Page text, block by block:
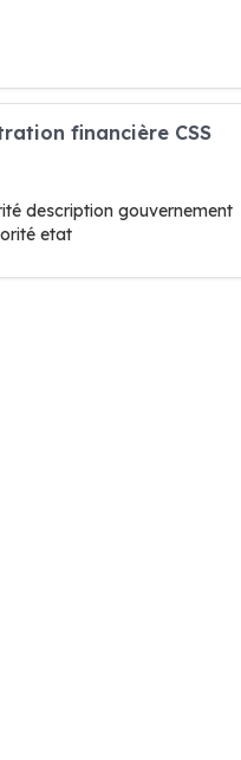
financière CSS
description gouvernement
etat